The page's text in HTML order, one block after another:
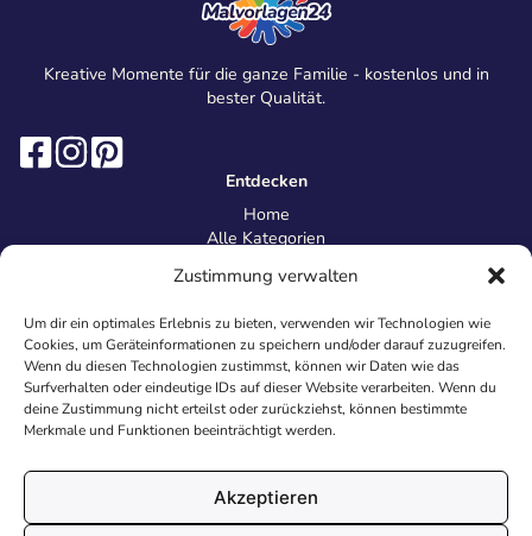
Zustimmung verwalten
Um dir ein optimales Erlebnis zu bieten, verwenden wir Technologien wie
Cookies, um Geräteinformationen zu speichern und/oder darauf zuzugreifen.
Wenn du diesen Technologien zustimmst, können wir Daten wie das
Surfverhalten oder eindeutige IDs auf dieser Website verarbeiten. Wenn du
deine Zustimmung nicht erteilst oder zurückziehst, können bestimmte
Merkmale und Funktionen beeinträchtigt werden.
Akzeptieren
Kreative Momente für die ganze Familie - kostenlos und in
bester Qualität.
Entdecken
Home
Alle Kategorien
Information
Über uns
Kontakt
Inhaltsrichtlinien
Recht & Datenschutz
Impressum
AGB
Cookies